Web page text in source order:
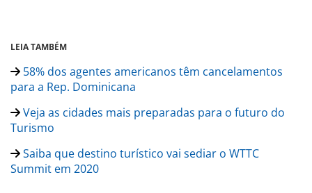
LEIA TAMBÉM
58% dos agentes americanos têm cancelamentos
para a Rep. Dominicana
Veja as cidades mais preparadas para o futuro do
Turismo
Saiba que destino turístico vai sediar o WTTC
Summit em 2020